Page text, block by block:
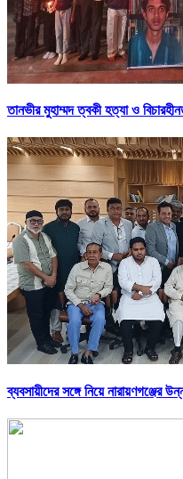
তানভীর মুহাম্মদ ত্বকী হত্যা ও
ব্যবসায়ীদের সঙ্গে নিয়ে